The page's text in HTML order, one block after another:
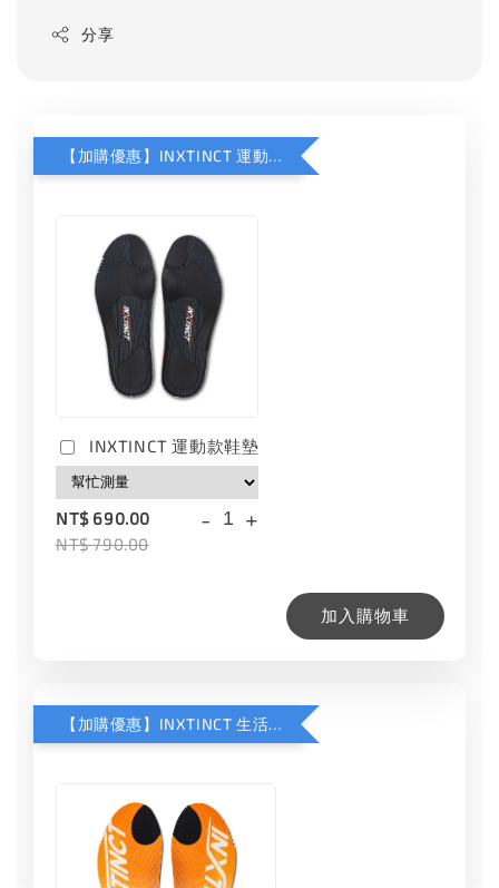
分享
【加購優惠】INXTINCT 運動款鞋墊
INXTINCT 運動款鞋墊
NT$ 690.00
NT$ 790.00
- +
加入購物車
【加購優惠】INXTINCT 生活日用鞋墊